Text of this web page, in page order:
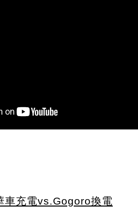
車充電vs.Gogoro換電